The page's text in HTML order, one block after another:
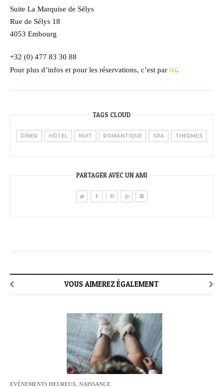
Suite La Marquise de Sélys
Rue de Sélys 18
4053 Embourg
+32 (0) 477 83 30 88
Pour plus d’infos et pour les réservations, c’est par ici.
TAGS CLOUD
DÎNER HÔTEL NUIT ROMANTIQUE SPA THERMES
PARTAGER AVEC UN AMI
VOUS AIMEREZ ÉGALEMENT
EVÉNEMENTS HEUREUX NAISSANCE